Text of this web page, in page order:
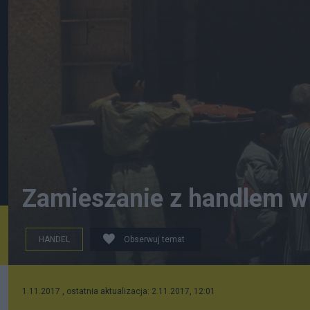
(https://creativecommons.org/licenses/by-sa/3.0/pl/
Zamieszanie z handlem
HANDEL Obserwuj temat
1.11.2017 , ostatnia aktualizacja: 2.11.2017, 12:01